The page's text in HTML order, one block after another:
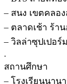
– สนง เขตคลอ
– ตลาดเช้า ร้า
– วิลล่าซุปเปอร์
.
สถานศึกษา
– โรงเรียนนาน